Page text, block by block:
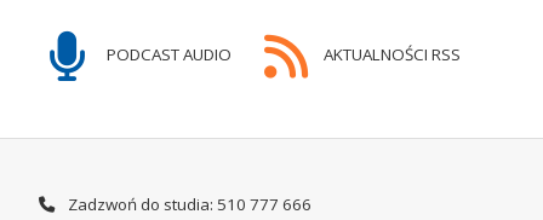
PODCAST AUDIO AKTUALNOŚCI RSS
Zadzwoń do studia: 510 777 666